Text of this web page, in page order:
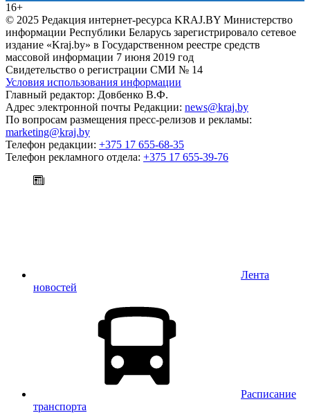
16+
© 2025 Редакция интернет-ресурса KRAJ.BY Министерство
информации Республики Беларусь зарегистрировало сетевое
издание «Kraj.by» в Государственном реестре средств
массовой информации 7 июня 2019 год
Свидетельство о регистрации СМИ № 14
Условия использования информации
Главный редактор: Довбенко В.Ф.
Адрес электронной почты Редакции: news@kraj.by
По вопросам размещения пресс-релизов и рекламы:
marketing@kraj.by
Телефон редакции: +375 17 655-68-35
Телефон рекламного отдела: +375 17 655-39-76
Лента
новостей
Расписание
транспорта